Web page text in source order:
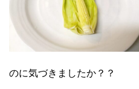
のに気づきましたか？？